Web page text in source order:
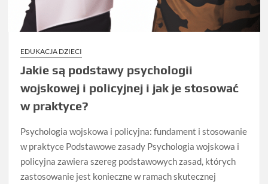
EDUKACJA DZIECI
Jakie są podstawy psychologii
wojskowej i policyjnej i jak je stosować
w praktyce?
Psychologia wojskowa i policyjna: fundament i stosowanie
w praktyce Podstawowe zasady Psychologia wojskowa i
policyjna zawiera szereg podstawowych zasad, których
zastosowanie jest konieczne w ramach skutecznej